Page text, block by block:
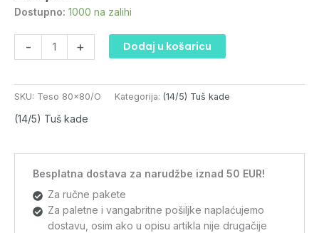
Dostupno: 1000 na zalihi
-
oblogom
količina
+ Dodaj u košaricu
SKU: Teso 80x80/O Kategorija: (14/5) Tuš kade
(14/5) Tuš kade
Besplatna dostava za narudžbe iznad 50 EUR!
Za ručne pakete
Za paletne i vangabritne pošiljke naplaćujemo
dostavu, osim ako u opisu artikla nije drugačije